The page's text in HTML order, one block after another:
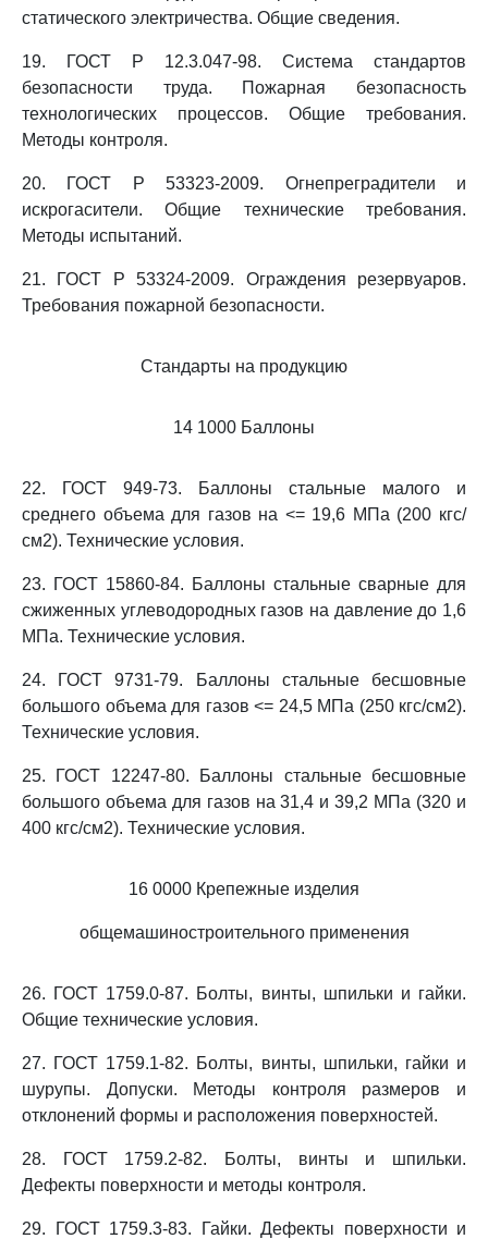
статического электричества. Общие сведения.
19. ГОСТ Р 12.3.047-98. Система стандартов
безопасности труда. Пожарная безопасность
технологических процессов. Общие требования.
Методы контроля.
20. ГОСТ Р 53323-2009. Огнепреградители и
искрогасители. Общие технические требования.
Методы испытаний.
21. ГОСТ Р 53324-2009. Ограждения резервуаров.
Требования пожарной безопасности.
Стандарты на продукцию
14 1000 Баллоны
22. ГОСТ 949-73. Баллоны стальные малого и
среднего объема для газов на <= 19,6 МПа (200 кгс/
см2). Технические условия.
23. ГОСТ 15860-84. Баллоны стальные сварные для
сжиженных углеводородных газов на давление до 1,6
МПа. Технические условия.
24. ГОСТ 9731-79. Баллоны стальные бесшовные
большого объема для газов <= 24,5 МПа (250 кгс/см2).
Технические условия.
25. ГОСТ 12247-80. Баллоны стальные бесшовные
большого объема для газов на 31,4 и 39,2 МПа (320 и
400 кгс/см2). Технические условия.
16 0000 Крепежные изделия
общемашиностроительного применения
26. ГОСТ 1759.0-87. Болты, винты, шпильки и гайки.
Общие технические условия.
27. ГОСТ 1759.1-82. Болты, винты, шпильки, гайки и
шурупы. Допуски. Методы контроля размеров и
отклонений формы и расположения поверхностей.
28. ГОСТ 1759.2-82. Болты, винты и шпильки.
Дефекты поверхности и методы контроля.
29. ГОСТ 1759.3-83. Гайки. Дефекты поверхности и